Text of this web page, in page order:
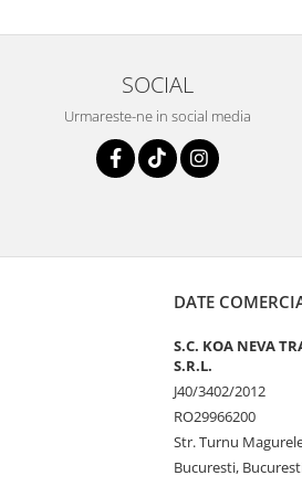
SOCIAL
Urmareste-ne in social media
DATE
S.C. KOA NEVA
S.R.L.
J40/3402/2012
RO29966200
Str. Turnu
Bucuresti,